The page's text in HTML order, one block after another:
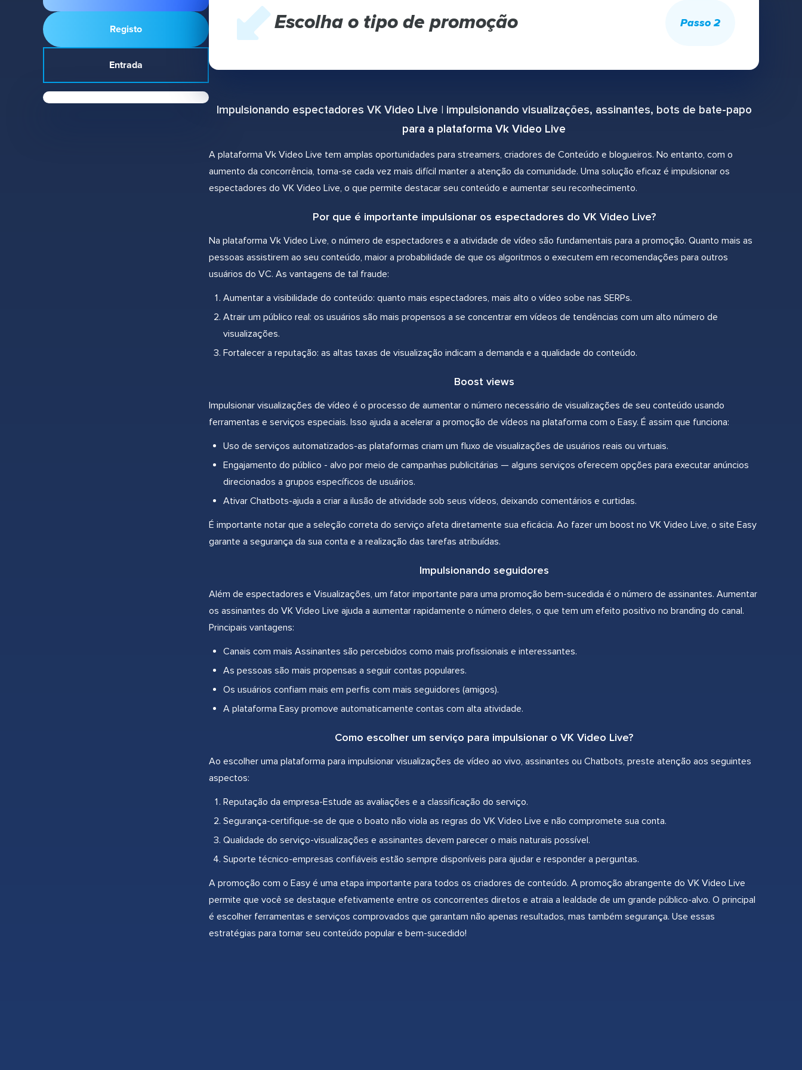
Registo
Entrada
Escolha o tipo de promoção Passo 2
Impulsionando espectadores VK Video Live | impulsionando visualizações, assinantes, bots de bate-papo
para a plataforma Vk Video Live
A plataforma Vk Video Live tem amplas oportunidades para streamers, criadores de Conteúdo e blogueiros. No entanto, com o
aumento da concorrência, torna-se cada vez mais difícil manter a atenção da comunidade. Uma solução eficaz é impulsionar os
espectadores do VK Video Live, o que permite destacar seu conteúdo e aumentar seu reconhecimento.
Por que é importante impulsionar os espectadores do VK Video Live?
Na plataforma Vk Video Live, o número de espectadores e a atividade de vídeo são fundamentais para a promoção. Quanto mais as
pessoas assistirem ao seu conteúdo, maior a probabilidade de que os algoritmos o executem em recomendações para outros
usuários do VC. As vantagens de tal fraude:
Aumentar a visibilidade do conteúdo: quanto mais espectadores, mais alto o vídeo sobe nas SERPs.
Atrair um público real: os usuários são mais propensos a se concentrar em vídeos de tendências com um alto número de
visualizações.
Fortalecer a reputação: as altas taxas de visualização indicam a demanda e a qualidade do conteúdo.
Boost views
Impulsionar visualizações de vídeo é o processo de aumentar o número necessário de visualizações de seu conteúdo usando
ferramentas e serviços especiais. Isso ajuda a acelerar a promoção de vídeos na plataforma com o Easy. É assim que funciona:
Uso de serviços automatizados-as plataformas criam um fluxo de visualizações de usuários reais ou virtuais.
Engajamento do público - alvo por meio de campanhas publicitárias — alguns serviços oferecem opções para executar anúncios
direcionados a grupos específicos de usuários.
Ativar Chatbots-ajuda a criar a ilusão de atividade sob seus vídeos, deixando comentários e curtidas.
É importante notar que a seleção correta do serviço afeta diretamente sua eficácia. Ao fazer um boost no VK Video Live, o site Easy
garante a segurança da sua conta e a realização das tarefas atribuídas.
Impulsionando seguidores
Além de espectadores e Visualizações, um fator importante para uma promoção bem-sucedida é o número de assinantes. Aumentar
os assinantes do VK Video Live ajuda a aumentar rapidamente o número deles, o que tem um efeito positivo no branding do canal.
Principais vantagens:
Canais com mais Assinantes são percebidos como mais profissionais e interessantes.
As pessoas são mais propensas a seguir contas populares.
Os usuários confiam mais em perfis com mais seguidores (amigos).
A plataforma Easy promove automaticamente contas com alta atividade.
Como escolher um serviço para impulsionar o VK Video Live?
Ao escolher uma plataforma para impulsionar visualizações de vídeo ao vivo, assinantes ou Chatbots, preste atenção aos seguintes
aspectos:
Reputação da empresa-Estude as avaliações e a classificação do serviço.
Segurança-certifique-se de que o boato não viola as regras do VK Video Live e não compromete sua conta.
Qualidade do serviço-visualizações e assinantes devem parecer o mais naturais possível.
Suporte técnico-empresas confiáveis estão sempre disponíveis para ajudar e responder a perguntas.
A promoção com o Easy é uma etapa importante para todos os criadores de conteúdo. A promoção abrangente do VK Video Live
permite que você se destaque efetivamente entre os concorrentes diretos e atraia a lealdade de um grande público-alvo. O principal
é escolher ferramentas e serviços comprovados que garantam não apenas resultados, mas também segurança. Use essas
estratégias para tornar seu conteúdo popular e bem-sucedido!